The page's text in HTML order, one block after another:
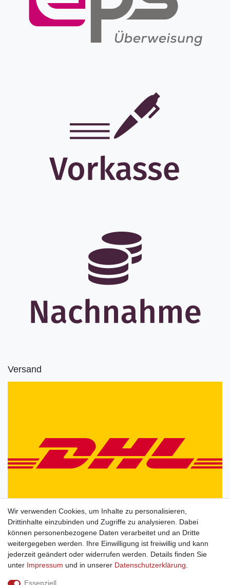
Versand
Wir verwenden Cookies, um Inhalte zu personalisieren,
Drittinhalte einzubinden und Zugriffe zu analysieren. Dabei
können personenbezogene Daten verarbeitet und an Dritte
weitergegeben werden. Ihre Einwilligung ist freiwillig und kann
jederzeit geändert oder widerrufen werden. Details finden Sie
unter Impressum und in unserer Daten­schutz­erklärung
Essenziell